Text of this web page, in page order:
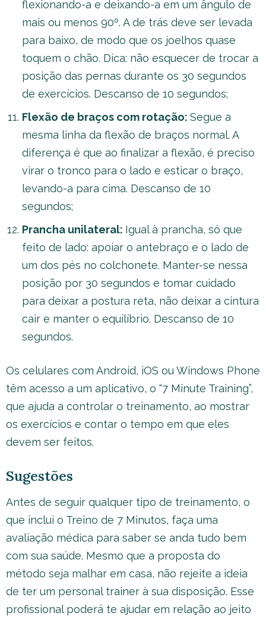
flexionando-a e deixando-a em um ângulo de
mais ou menos 90º. A de trás deve ser levada
para baixo, de modo que os joelhos quase
toquem o chão. Dica: não esquecer de trocar a
posição das pernas durante os 30 segundos
de exercícios. Descanso de 10 segundos;
Flexão de braços com rotação: Segue a
mesma linha da flexão de braços normal. A
diferença é que ao finalizar a flexão, é preciso
virar o tronco para o lado e esticar o braço,
levando-a para cima. Descanso de 10
segundos;
Prancha unilateral: Igual à prancha, só que
feito de lado: apoiar o antebraço e o lado de
um dos pés no colchonete. Manter-se nessa
posição por 30 segundos e tomar cuidado
para deixar a postura reta, não deixar a cintura
cair e manter o equilíbrio. Descanso de 10
segundos.
Os celulares com Android, iOS ou Windows Phone
têm acesso a um aplicativo, o “7 Minute Training”,
que ajuda a controlar o treinamento, ao mostrar
os exercícios e contar o tempo em que eles
devem ser feitos.
Sugestões
Antes de seguir qualquer tipo de treinamento, o
que inclui o Treino de 7 Minutos, faça uma
avaliação médica para saber se anda tudo bem
com sua saúde. Mesmo que a proposta do
método seja malhar em casa, não rejeite a ideia
de ter um personal trainer à sua disposição. Esse
profissional poderá te ajudar em relação ao jeito